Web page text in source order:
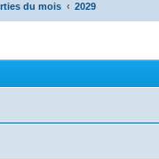
du mois 2029